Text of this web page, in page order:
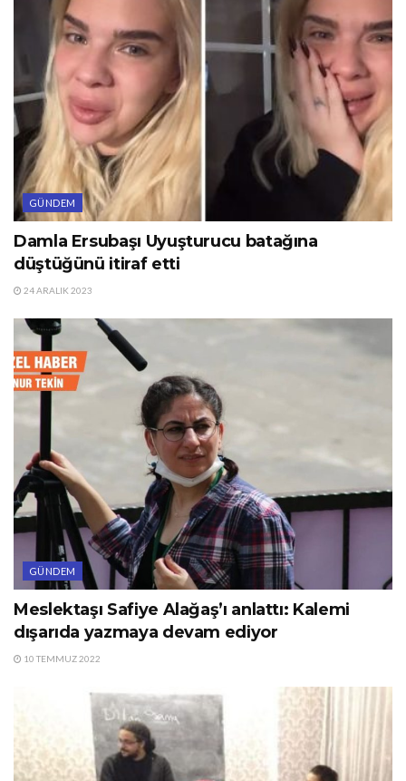
GÜNDEM
Damla Ersubaşı Uyuşturucu batağına
düştüğünü itiraf etti
24 ARALIK 2023
GÜNDEM
Meslektaşı Safiye Alağaş’ı anlattı: Kalemi
dışarıda yazmaya devam ediyor
10 TEMMUZ 2022